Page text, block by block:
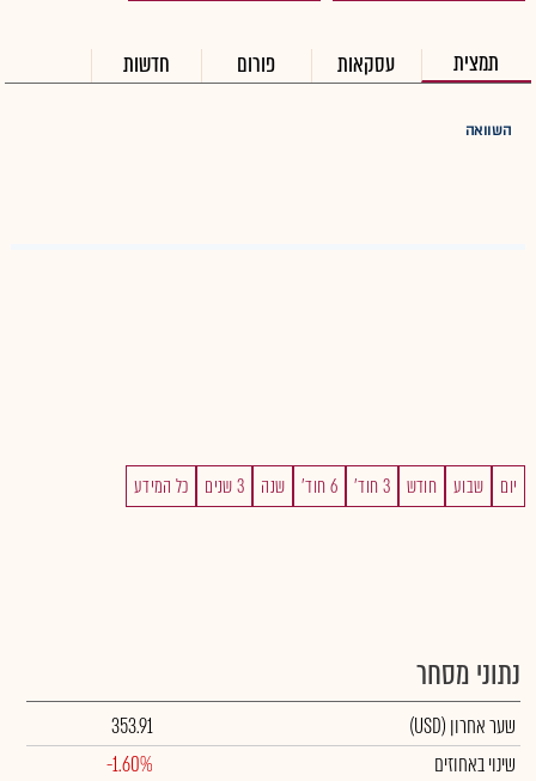
תמצית עסקאות פורום חדשות
השוואה
יום שבוע חודש 3 חוד' 6 חוד' שנה 3 שנים כל המידע
נתוני מסחר
שער אחרון (USD)
353.91
שינוי באחוזים
-1.60%